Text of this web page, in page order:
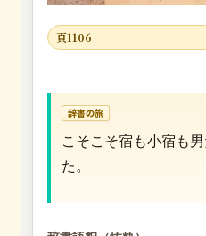
頁1106
辞書の旅
こそこそ宿も小宿も
た。